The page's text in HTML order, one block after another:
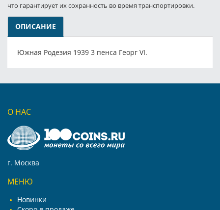
что гарантирует их сохранность во время транспортировки.
ОПИСАНИЕ
Южная Родезия 1939 3 пенса Георг VI.
О НАС
г. Москва
МЕНЮ
Новинки